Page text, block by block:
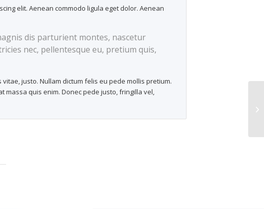
elit. Aenean commodo ligula eget dolor. Aenean
dis parturient montes, nascetur
nec, pellentesque eu, pretium quis,
justo. Nullam dictum felis eu pede mollis pretium.
massa quis enim. Donec pede justo, fringilla vel,